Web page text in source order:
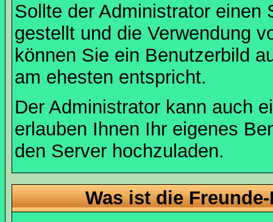
Sollte der Administrator einen
gestellt und die Verwendung
können Sie ein Benutzerbild
am ehesten entspricht.
Der Administrator kann auch
erlauben Ihnen Ihr eigenes
den Server hochzuladen.
Was ist die